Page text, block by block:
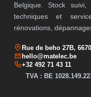
Belgique. Stock suivi,
techniques et
rénovations,
Rue de beho 27B,
hello@matelec.be
+32 492 71 43 11
TVA : BE